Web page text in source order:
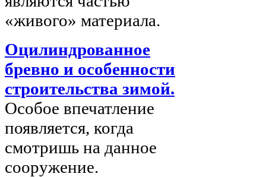
«живого» материала.
Оцилиндрованное
бревно и особенности
строительства зимой.
Особое впечатление
появляется, когда
смотришь на данное
сооружение.